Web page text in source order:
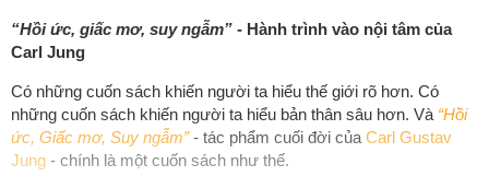
“Hồi ức, giấc mơ, suy ngẫm” - Hành trình vào nội tâm của
Carl Jung
Có những cuốn sách khiến người ta hiểu thế giới rõ hơn. Có
những cuốn sách khiến người ta hiểu bản thân sâu hơn. Và “Hồi
ức, Giấc mơ, Suy ngẫm”- tác phẩm cuối đời của Carl Gustav
Jung - chính là một cuốn sách như thế.